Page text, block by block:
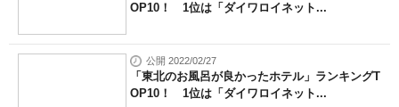
OP10！ 1位は「ダイワロイネット...
公開 2022/02/27
「東北のお風呂が良かったホテル」ランキングT
OP10！ 1位は「ダイワロイネット...